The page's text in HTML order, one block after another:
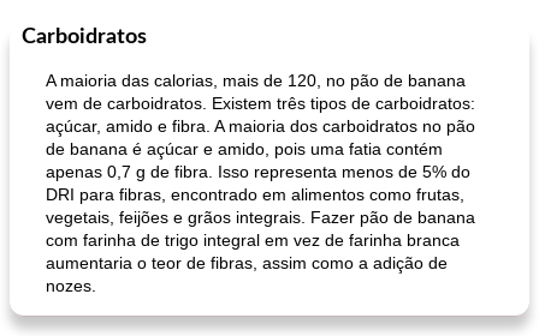
Pães De Fermento
pão plano (out)
Carboidratos
A maioria das calorias, mais de 120, no pão de banana
vem de carboidratos. Existem três tipos de carboidratos:
açúcar, amido e fibra. A maioria dos carboidratos no pão
de banana é açúcar e amido, pois uma fatia contém
apenas 0,7 g de fibra. Isso representa menos de 5% do
DRI para fibras, encontrado em alimentos como frutas,
vegetais, feijões e grãos integrais. Fazer pão de banana
com farinha de trigo integral em vez de farinha branca
aumentaria o teor de fibras, assim como a adição de
nozes.